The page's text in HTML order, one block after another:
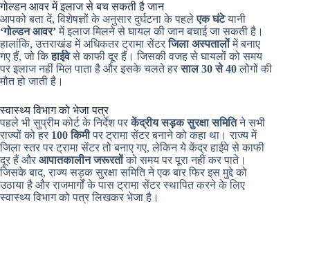
गोल्डन आवर में इलाज से बच सकती है जान
आपको बता दें, विशेषज्ञों के अनुसार दुर्घटना के पहलेएक घंटेयानी
‘गोल्डन आवर’में इलाज मिलने से घायल की जान बचाई जा सकती है।
हालांकि, उत्तराखंड में अधिकतर ट्रामा सेंटरजिला अस्पतालोंमें बनाए
गए हैं, जो किहाईवेसे काफी दूर हैं। जिसकी वजह से घायलों को समय
पर इलाज नहीं मिल पाता है और इसके चलते हरसाल 30 से 40लोगों की
मौत हो जाती है।
स्वास्थ्य विभाग को भेजा पत्र
पहले भी सुप्रीम कोर्ट के निर्देश परकेंद्रीय सड़क सुरक्षा समितिने सभी
राज्यों को हर 100 किमीपर ट्रामा सेंटर बनाने को कहा था। राज्य में
जिला स्तर पर ट्रामा सेंटर तो बनाए गए, लेकिन ये केंद्र हाईवे से काफी
दूर हैं और आपातकालीन जरूरतोंको समय पर पूरा नहीं कर पाते।
जिसके बाद, राज्य सड़क सुरक्षा समिति ने एक बार फिर इस मुद्दे को
उठाया है और राजमार्गों के पास ट्रामा सेंटर स्थापित करने के लिए
स्वास्थ्य विभाग को पत्र लिखकर भेजा है।